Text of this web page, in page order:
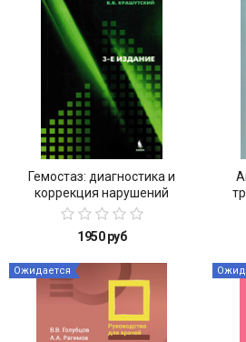
Гемостаз: диагностика и
коррекция нарушений
1950 руб
Ожидается